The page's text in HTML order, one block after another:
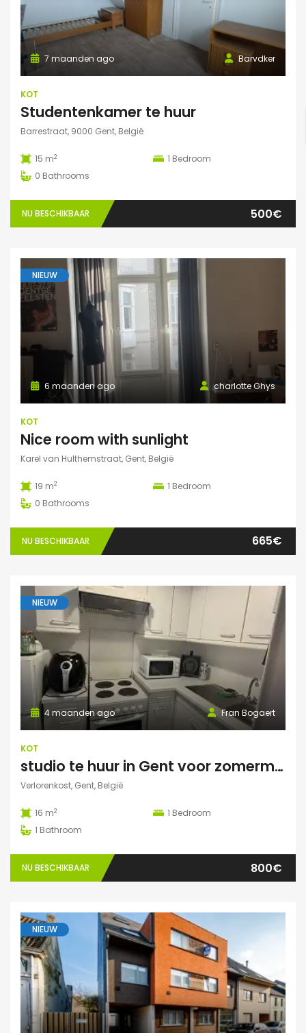
Barvdker
7 maanden ago
KOT
Studentenkamer te huur
Barrestraat, 9000 Gent, België
15 m2 1 Bedroom
0 Bathrooms
NU BESCHIKBAAR 500€
NIEUW
charlotte Ghys
6 maanden ago
KOT
Nice room with sunlight
Karel van Hulthemstraat, Gent, België
19 m2 1 Bedroom
0 Bathrooms
NU BESCHIKBAAR 665€
NIEUW
Fran Bogaert
4 maanden ago
KOT
studio te huur in Gent voor zomermaanden
Verlorenkost, Gent, België
16 m2 1 Bedroom
1 Bathroom
NU BESCHIKBAAR 800€
NIEUW